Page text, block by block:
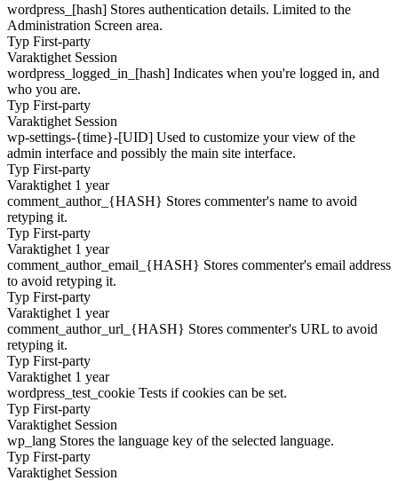
wordpress_[hash] Stores authentication details. Limited to the
Administration Screen area.
Typ First-party
Varaktighet Session
wordpress_logged_in_[hash] Indicates when you're logged in, and
who you are.
Typ First-party
Varaktighet Session
wp-settings-{time}-[UID] Used to customize your view of the
admin interface and possibly the main site interface.
Typ First-party
Varaktighet 1 year
comment_author_{HASH} Stores commenter's name to avoid
retyping it.
Typ First-party
Varaktighet 1 year
comment_author_email_{HASH} Stores commenter's email address
to avoid retyping it.
Typ First-party
Varaktighet 1 year
comment_author_url_{HASH} Stores commenter's URL to avoid
retyping it.
Typ First-party
Varaktighet 1 year
wordpress_test_cookie Tests if cookies can be set.
Typ First-party
Varaktighet Session
wp_lang Stores the language key of the selected language.
Typ First-party
Varaktighet Session